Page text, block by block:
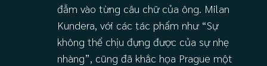
đẫm vào từng câu chữ của ông. Milan
Kundera, với các tác phẩm như “Sự
không thể chịu đựng được của sự nhẹ
nhàng”, cũng đã khắc họa Prague một